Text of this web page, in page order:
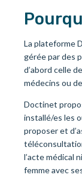
La plateforme
gérée par des
d’abord celle
médecins ou
Doctinet
installé/es les
proposer et
l’acte médical
femme avec